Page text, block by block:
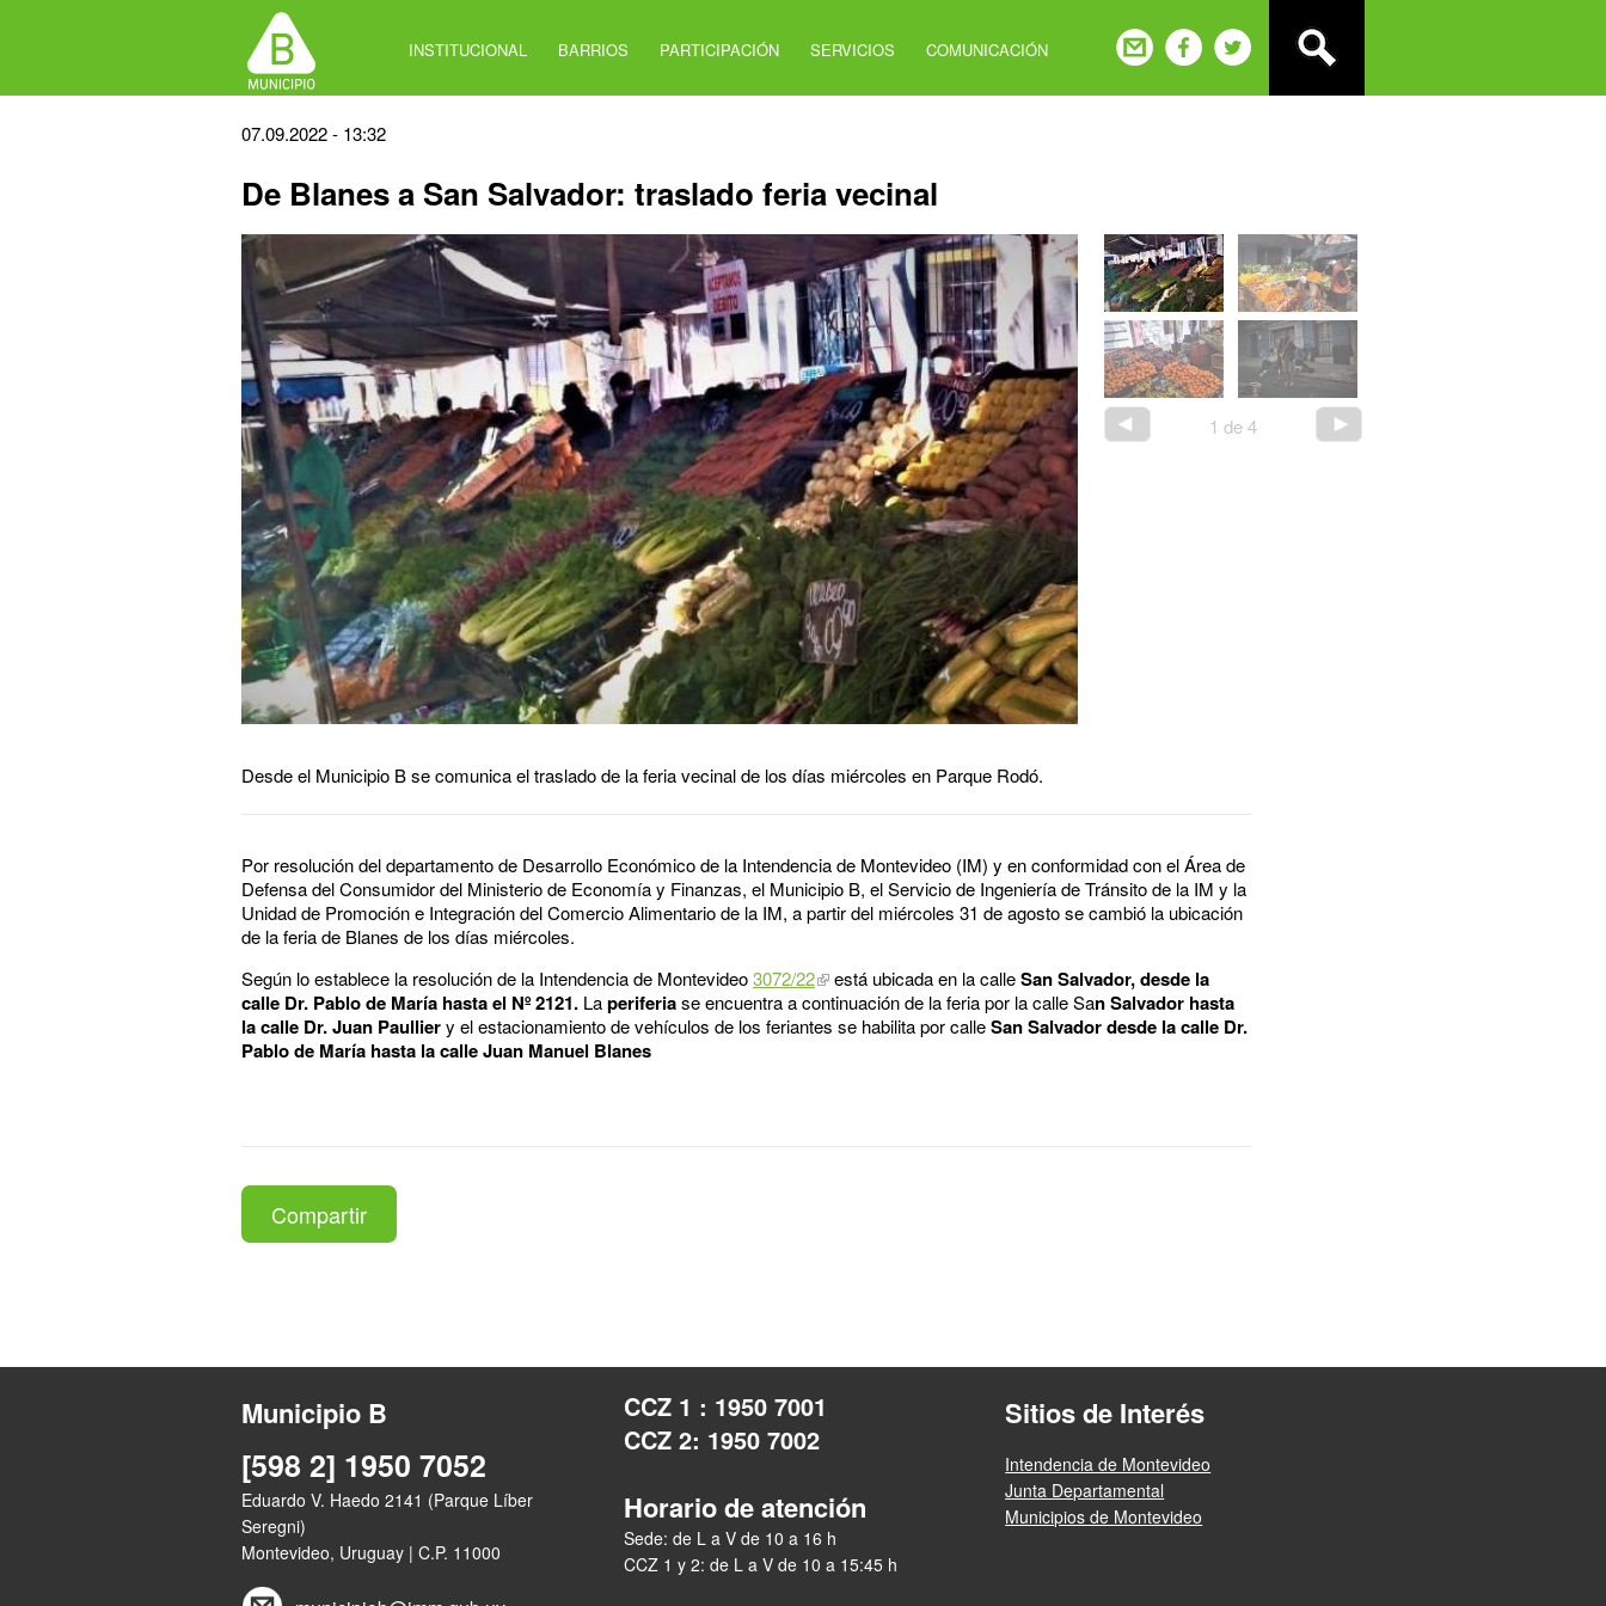
INSTITUCIONAL BARRIOS PARTICIPACIÓN SERVICIOS COMUNICACIÓN
Back
top
07.09.2022 - 13:32
De Blanes a San Salvador: traslado feria vecinal
1 de4
Desde el Municipio B se comunica el traslado de la feria vecinal de los días miércoles en Parque Rodó.
Por resolución del departamento de Desarrollo Económico de la Intendencia de Montevideo (IM) y en conformidad con el Área de
Defensa del Consumidor del Ministerio de Economía y Finanzas, el Municipio B, el Servicio de Ingeniería de Tránsito de la IM y la
Unidad de Promoción e Integración del Comercio Alimentario de la IM, a partir del miércoles 31 de agosto se cambió la ubicación
de la feria de Blanes de los días miércoles.
Según lo establece la resolución de la Intendencia de Montevideo3072/22 está ubicada en la calleSan Salvador, desde la
calle Dr. Pablo de María hasta el Nº 2121. Laperiferiase encuentra a continuación de la feria por la calle San Salvador hasta
la calle Dr. Juan Paulliery el estacionamiento de vehículos de los feriantes se habilita por calleSan Salvador desde la calle Dr.
Pablo de María hasta la calle Juan Manuel Blanes
Compartir
Municipio B
[598 2] 1950 7052
Eduardo V. Haedo 2141 (Parque Líber
Seregni)
Montevideo, Uruguay | C.P. 11000
CCZ 1 : 1950 7001
CCZ 2: 1950 7002
Horario de atención
Sede: de L a V de 10 a 16 h
CCZ 1 y 2: de L a V de 10 a 15:45 h
Sitios de Interés
Intendencia de Montevideo
Junta Departamental
Municipios de Montevideo